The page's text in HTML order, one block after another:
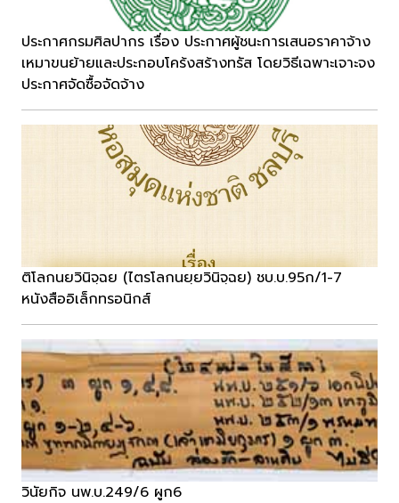
ประกาศกรมศิลปากร เรื่อง ประกาศผู้ชนะการเสนอราคาจ้าง
เหมาขนย้ายและประกอบโคร้งสร้างทรัส โดยวิธีเฉพาะเจาะจง
ประกาศจัดซื้อจัดจ้าง
ติโลกนยวินิจฺฉย (ไตรโลกนยฺยวินิจฺฉย) ชบ.บ.95ก/1-7
หนังสืออิเล็กทรอนิกส์
วินัยกิจ นพ.บ.249/6 ผูก6